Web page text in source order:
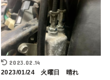
2023.02.14
2023/01/24 火曜日 晴れ